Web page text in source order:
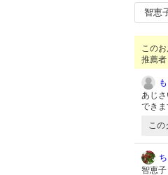
智恵
この
推薦者
あじ
でき
こ
智恵